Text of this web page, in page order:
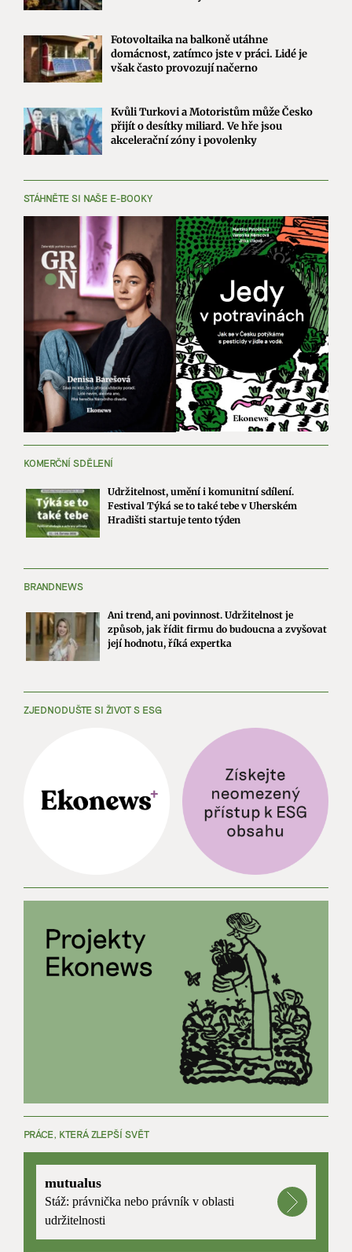
Fotovoltaika na balkoně utáhne
domácnost, zatímco jste v práci. Lidé je
však často provozují načerno
Kvůli Turkovi a Motoristům může Česko
přijít o desítky miliard. Ve hře jsou
akcelerační zóny i povolenky
STÁHNĚTE SI NAŠE E-BOOKY
KOMERČNÍ SDĚLENÍ
Udržitelnost, umění i komunitní sdílení.
Festival Týká se to také tebe v Uherském
Hradišti startuje tento týden
BRANDNEWS
Ani trend, ani povinnost. Udržitelnost je
způsob, jak řídit firmu do budoucna a zvyšovat
její hodnotu, říká expertka
ZJEDNODUŠTE SI ŽIVOT S ESG
PRÁCE, KTERÁ ZLEPŠÍ SVĚT
mutualus
Stáž: právnička nebo právník v oblasti
udržitelnosti